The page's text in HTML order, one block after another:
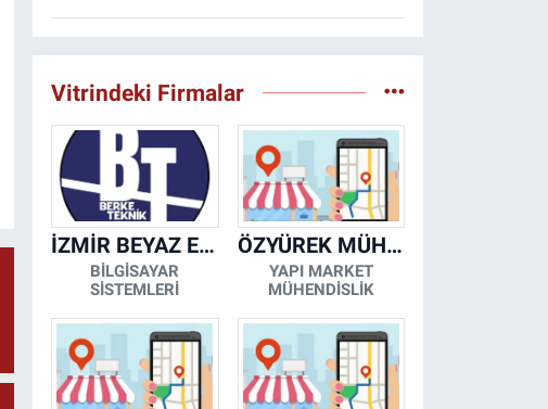
YEMEKHANELERİNİN
Vitrindeki Firmalar
İZMİR BEYAZ EŞYA KLİMA KOMBİ SERVİSİ
BİLGİSAYAR
SİSTEMLERİ
ÖZYÜREK MÜHENDİSLİK
YAPI MARKET
MÜHENDİSLİK